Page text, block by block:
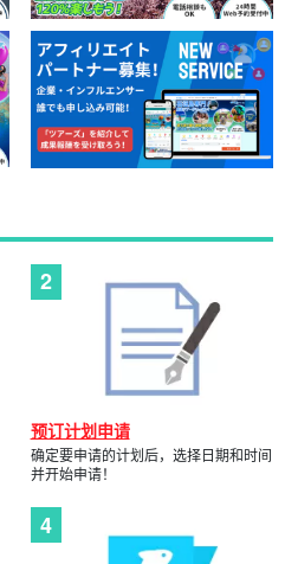
预订计划申请
确定要申请的计划后，选择日期和时间
并开始申请！